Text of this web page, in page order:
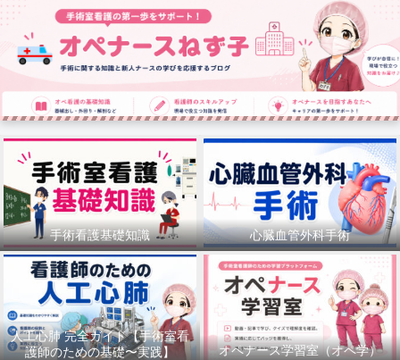
手術看護基礎知識 心臓血管外科手術
人工心肺 完全ガイド【手術室看
護師のための基礎〜実践】
オペナース学習室（オペ学）